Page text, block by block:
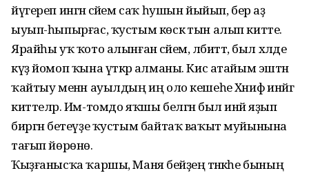
йүгереп ингән әсәйем саҡ һушын йыйып, бер аҙ
ыуып-һыпырғас, ҡустым көскә тын алып китте.
Ярайһы уҡ ҡото алынған әсәйем, әлбиттә, был хәлде
күҙ йомоп ҡына үткәрә алманы. Кис атайым эштән
ҡайтыу менән ауылдың иң оло кешеһе Хәнифә инәйгә
киттеләр. Им-томдо яҡшы белгән был инәй яҙып
биргән бетеүҙе ҡустым байтаҡ ваҡыт муйынына
тағып йөрөнө.
Ҡыҙғанысҡа ҡаршы, Маня әбейҙең әтнәкәһе бының